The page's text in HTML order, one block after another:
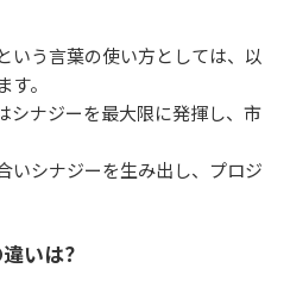
いう言葉の使い方としては、以
。
シナジーを最大限に発揮し、市
いシナジーを生み出し、プロジ
いは？